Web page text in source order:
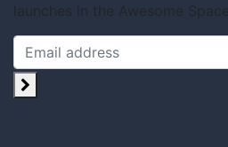
launches in the Awesome Space.